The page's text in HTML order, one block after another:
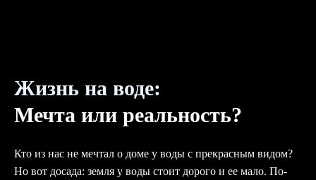
Жизнь на воде:
Мечта или реальность?
Кто из нас не меч­тал о до­ме у во­ды с прек­расным ви­дом?
Но вот до­сада: зем­ля у во­ды сто­ит до­рого и ее ма­ло. По­